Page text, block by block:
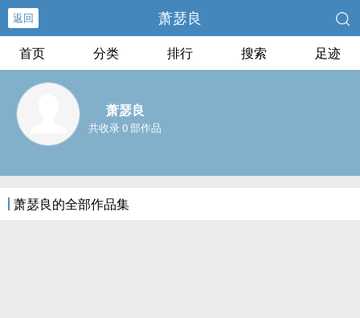
返回 萧瑟良
首页 分类 排行 搜索 足迹
萧瑟良
共收录 0 部作品
萧瑟良的全部作品集